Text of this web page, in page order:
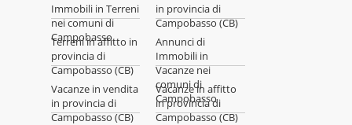
Immobili in Terreni
nei comuni di
Campobasso
in provincia di
Campobasso (CB)
Terreni in affitto in
provincia di
Campobasso (CB)
Annunci di
Immobili in
Vacanze nei
comuni di
Campobasso
Vacanze in vendita
in provincia di
Campobasso (CB)
Vacanze in affitto
in provincia di
Campobasso (CB)